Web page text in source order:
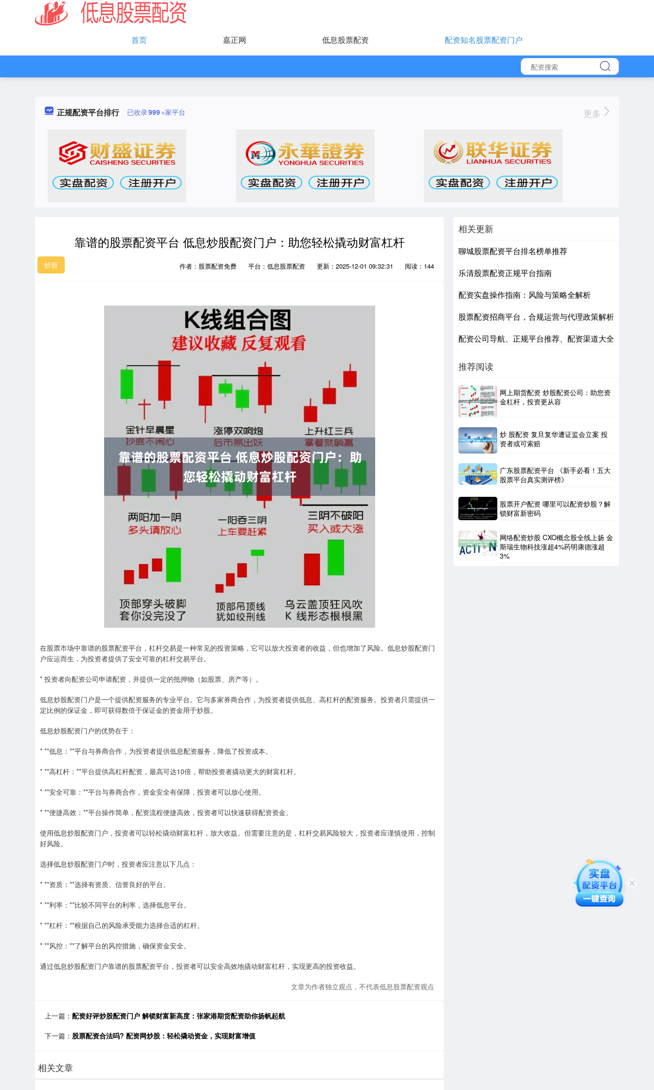
首页 嘉正网 低息股票配资 配资知名股票配资门户
正规配资平台排行 已收录999+家平台 更多
靠谱的股票配资平台 低息炒股配资门户：助您轻松撬动财富杠杆
炒股 作者：股票配资免费 平台：低息股票配资 更新：2025-12-01 09:32:31 阅读：144
在股票市场中靠谱的股票配资平台，杠杆交易是一种常见的投资策略，它可以放大投资者的收益，但也增加了风险。低息炒股配资门
户应运而生，为投资者提供了安全可靠的杠杆交易平台。
* 投资者向配资公司申请配资，并提供一定的抵押物（如股票、房产等）。
低息炒股配资门户是一个提供配资服务的专业平台。它与多家券商合作，为投资者提供低息、高杠杆的配资服务。投资者只需提供一
定比例的保证金，即可获得数倍于保证金的资金用于炒股。
低息炒股配资门户的优势在于：
* **低息：**平台与券商合作，为投资者提供低息配资服务，降低了投资成本。
* **高杠杆：**平台提供高杠杆配资，最高可达10倍，帮助投资者撬动更大的财富杠杆。
* **安全可靠：**平台与券商合作，资金安全有保障，投资者可以放心使用。
* **便捷高效：**平台操作简单，配资流程便捷高效，投资者可以快速获得配资资金。
使用低息炒股配资门户，投资者可以轻松撬动财富杠杆，放大收益。但需要注意的是，杠杆交易风险较大，投资者应谨慎使用，控制
好风险。
选择低息炒股配资门户时，投资者应注意以下几点：
* **资质：**选择有资质、信誉良好的平台。
* **利率：**比较不同平台的利率，选择低息平台。
* **杠杆：**根据自己的风险承受能力选择合适的杠杆。
* **风控：**了解平台的风控措施，确保资金安全。
通过低息炒股配资门户靠谱的股票配资平台，投资者可以安全高效地撬动财富杠杆，实现更高的投资收益。
文章为作者独立观点，不代表低息股票配资观点
上一篇： 配资好评炒股配资门户 解锁财富新高度：张家港期货配资助你扬帆起航
下一篇： 股票配资合法吗? 配资网炒股：轻松撬动资金，实现财富增值
相关文章
相关更新
聊城股票配资平台排名榜单推荐
乐清股票配资正规平台指南
配资实盘操作指南：风险与策略全解析
股票配资招商平台，合规运营与代理政策解析
配资公司导航、正规平台推荐、配资渠道大全
推荐阅读
网上期货配资 炒股配资公司：助您资
金杠杆，投资更从容
炒 股配资 复旦复华遭证监会立案 投
资者或可索赔
广东股票配资平台 《新手必看！五大
股票平台真实测评榜》
股票开户配资 哪里可以配资炒股？解
锁财富新密码
网络配资炒股 CXO概念股全线上扬 金
斯瑞生物科技涨超4%药明康德涨超
3%